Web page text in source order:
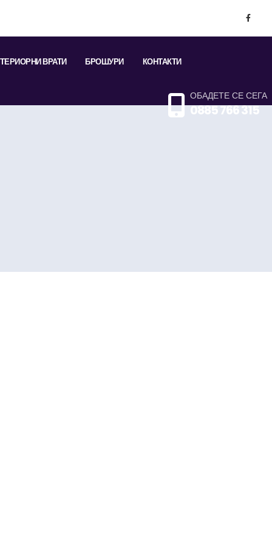
ВРАТИ БРОШУРИ КОНТАКТИ
ОБАДЕТЕ СЕ СЕГА
0885 766 315